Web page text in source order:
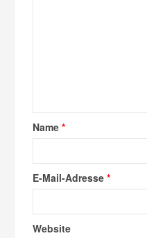
Name*
E-Mail-Adresse*
Website